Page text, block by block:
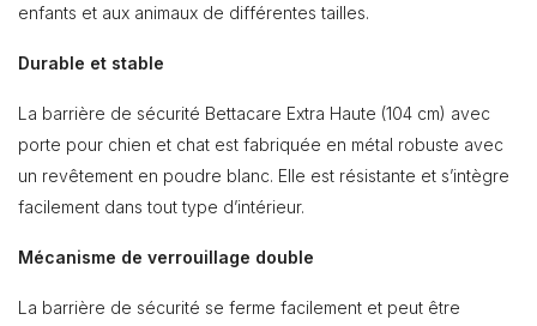
enfants et aux animaux de différentes tailles.
Durable et stable
La barrière de sécurité Bettacare Extra Haute (104 cm) avec
porte pour chien et chat est fabriquée en métal robuste avec
un revêtement en poudre blanc. Elle est résistante et s’intègre
facilement dans tout type d’intérieur.
Mécanisme de verrouillage double
La barrière de sécurité se ferme facilement et peut être